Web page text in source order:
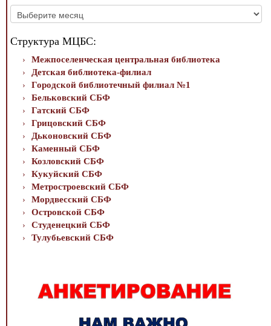
Архив
новостей
Структура МЦБС:
Межпоселенческая центральная библиотека
Детская библиотека-филиал
Городской библиотечный филиал №1
Бельковский СБФ
Гатский СБФ
Грицовский СБФ
Дьконовский СБФ
Каменный СБФ
Козловский СБФ
Кукуйский СБФ
Метростроевский СБФ
Мордвесский СБФ
Островской СБФ
Студенецкий СБФ
Тулубьевский СБФ